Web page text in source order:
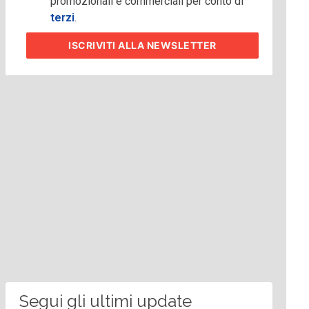
terzi.
ISCRIVITIALLA NEWSLETTER
Segui gli ultimi update